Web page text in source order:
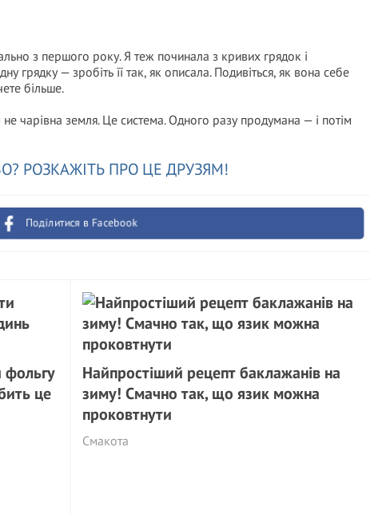
з першого року. Я теж починала з кривих грядок і
грядку — зробіть її так, як описала. Подивіться, як вона себе
більше.
чарівна земля. Це система. Одного разу продумана — і потім
РОЗКАЖІТЬ ПРО ЦЕ ДРУЗЯМ!
Поділитися в Facebook
фольгу
це
Найпростіший рецепт баклажанів на
зиму! Смачно так, що язик можна
проковтнути
Смакота